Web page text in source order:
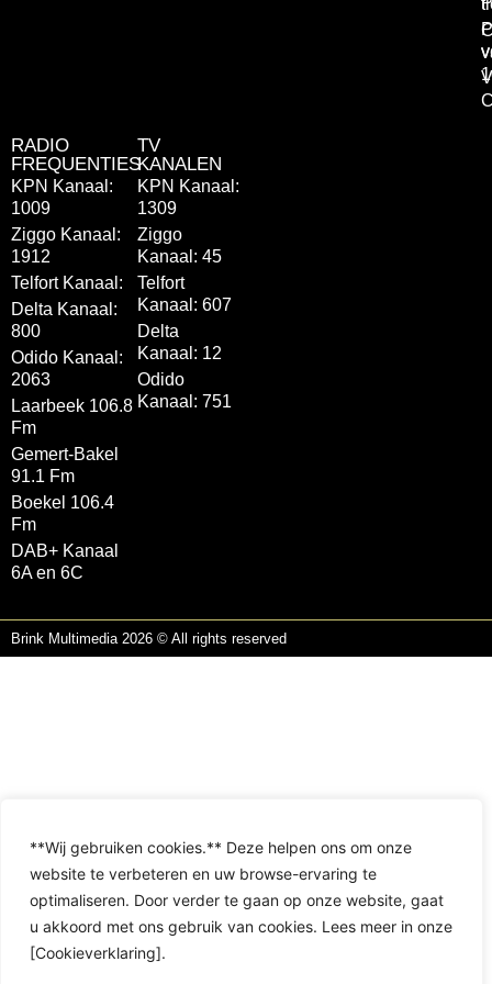
**Wij gebruiken cookies.** Deze helpen ons om onze
website te verbeteren en uw browse-ervaring te
optimaliseren. Door verder te gaan op onze website, gaat
u akkoord met ons gebruik van cookies. Lees meer in onze
[Cookieverklaring].
RADIO
FREQUENTIES
KPN Kanaal:
1009
Ziggo Kanaal:
1912
Telfort Kanaal:
Delta Kanaal:
800
Odido Kanaal:
2063
Laarbeek 106.8
Fm
Gemert-Bakel
91.1 Fm
Boekel 106.4
Fm
DAB+ Kanaal
6A en 6C
TV
KANALEN
KPN Kanaal:
1309
Ziggo
Kanaal: 45
Telfort
Kanaal: 607
Delta
Kanaal: 12
Odido
Kanaal: 751
Brink Multimedia 2026 © All rights reserved